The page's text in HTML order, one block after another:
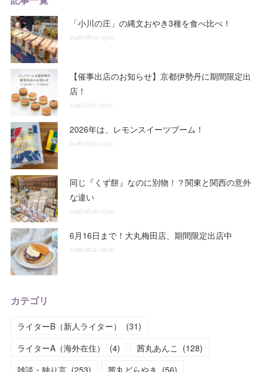
「小川の庄」の縄文おやき3種を食べ比べ！
2026.08.07 03:00
【催事出店のお知らせ】京都伊勢丹に期間限定出
店！
2026.07.17 07:00
2026年は、レモンスイーツブーム！
2026.07.10 03:00
同じ『くず餅』なのに別物！？関東と関西の意外
な違い
2026.06.26 03:00
6月16日まで！大丸梅田店、期間限定出店中
2026.06.12 08:00
カテゴリ
ライターB（新人ライター） (31)
ライターA（海外在住）
(4) 茜丸あんこ (128)
雑談・独り言 (253) 茜丸どらやき (56)